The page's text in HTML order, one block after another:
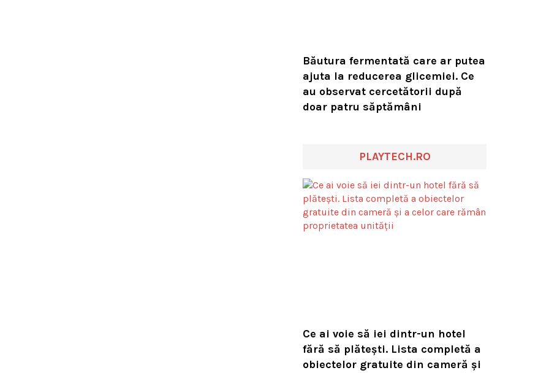
Băutura fermentată care ar putea
ajuta la reducerea glicemiei. Ce
au observat cercetătorii după
doar patru săptămâni
PLAYTECH.RO
Ce ai voie să iei dintr-un hotel
fără să plătești. Lista completă a
obiectelor gratuite din cameră și